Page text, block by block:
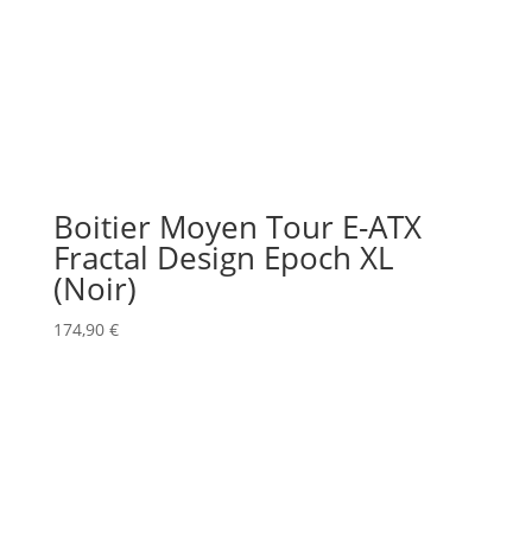
Boitier Moyen Tour E-ATX
Fractal Design Epoch XL
(Noir)
174,90 €